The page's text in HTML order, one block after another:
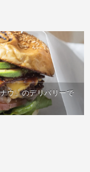
ウ」のデリバリーで